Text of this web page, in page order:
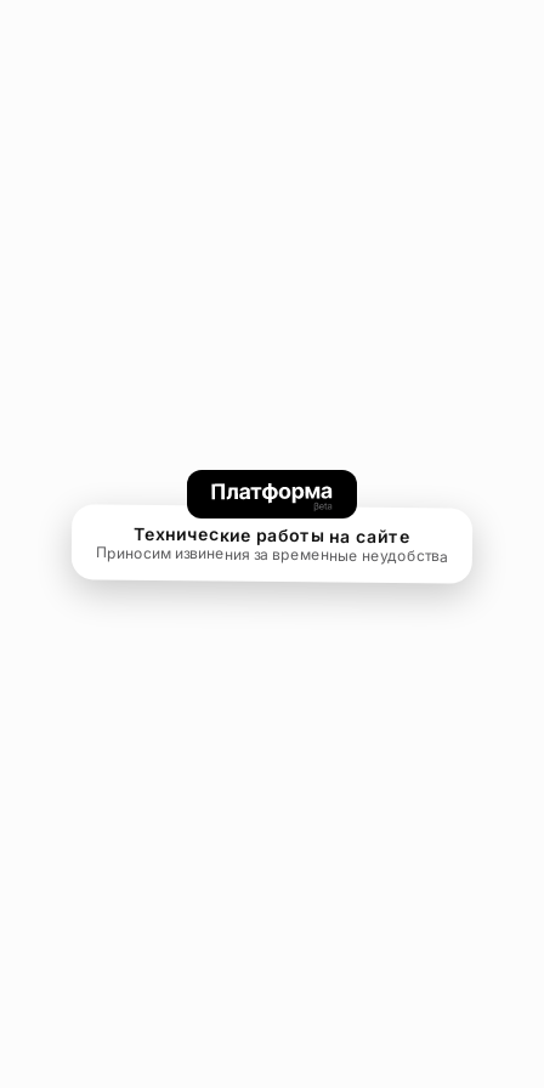
Технические работы на сайте
Приносим извинения за временные неудобства